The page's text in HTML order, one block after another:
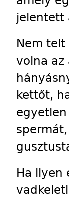
jelentett
Nem
volna az
kettőt,
Ha ilyen